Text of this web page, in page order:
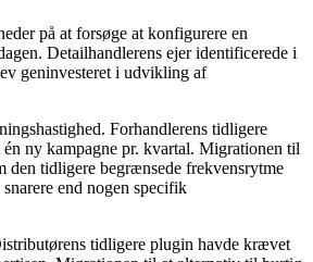
på at forsøge at konfigurere en
Detailhandlerens ejer identificerede i
geninvesteret i udvikling af
Forhandlerens tidligere
ny kampagne pr. kvartal. Migrationen til
den tidligere begrænsede frekvensrytme
end nogen specifik
tidligere plugin havde krævet